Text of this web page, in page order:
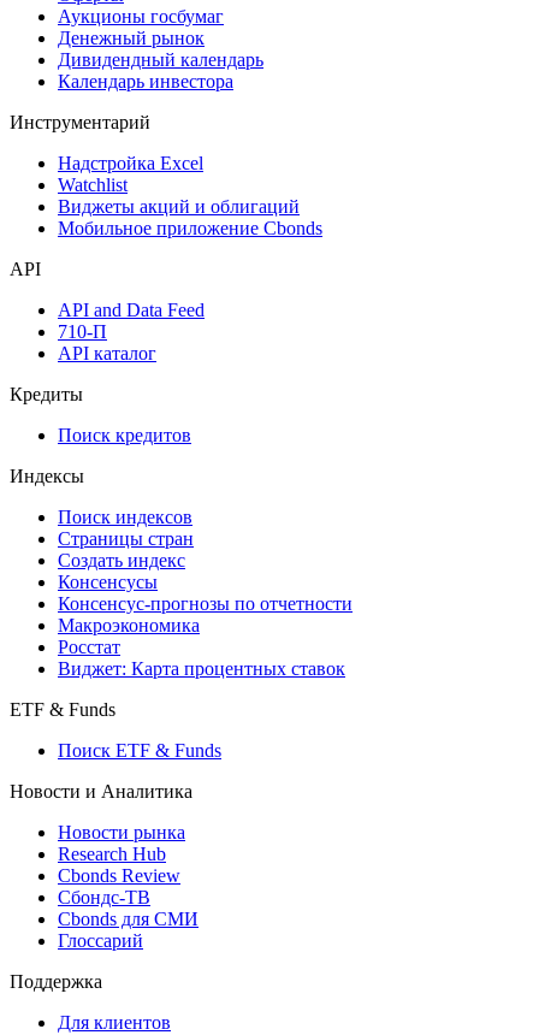
Календарь событий
Дефолты
Размещения
Оферты
Аукционы госбумаг
Денежный рынок
Календарь инвестора
Инструментарий
Надстройка Excel
Мобильное приложение Cbonds
API
API and Data Feed
API каталог
Кредиты
Поиск кредитов
Индексы
Поиск индексов
Страницы стран
Создать индекс
Консенсусы
Консенсус-прогнозы по отчетности
Макроэкономика
Виджет: Карта процентных ставок
ETF & Funds
Поиск ETF & Funds
Новости и Аналитика
Новости рынка
Research Hub
Cbonds Review
Сбондс-ТВ
Глоссарий